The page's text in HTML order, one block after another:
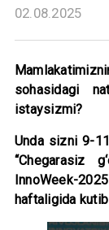
02.08.2025
sohasidagi
istaysizmi?
Unda sizni 9-
“Chegarasiz
InnoWeek-
haftaligida